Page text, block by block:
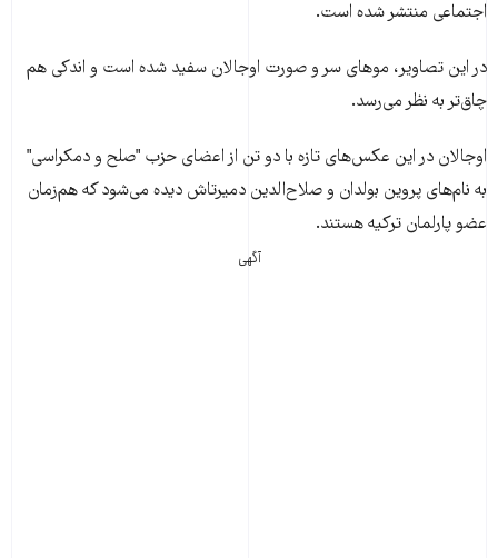
اجتماعی منتشر شده است.
در این تصاویر، موهای سر و صورت اوجالان سفید شده است و اندکی هم
چاق‌تر به نظر می‌رسد.
اوجالان در این عکس‌‌های تازه با دو تن از اعضای حزب "صلح و دمکراسی"
به نام‌های پروین بولدان و صلاح‌الدین دمیرتاش دیده می‌شود که هم‌زمان
عضو پارلمان ترکیه هستند.
آگهی